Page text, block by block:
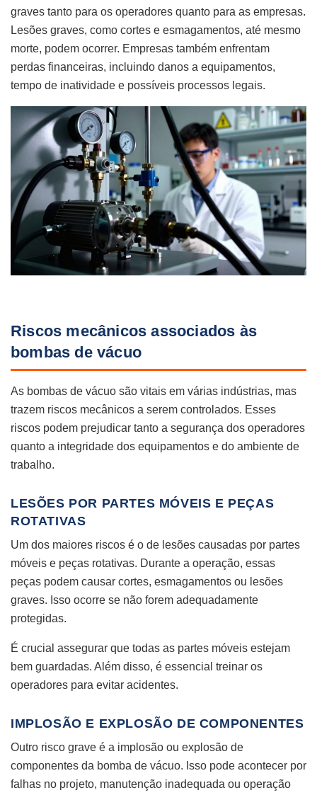
graves tanto para os operadores quanto para as empresas.
Lesões graves, como cortes e esmagamentos, até mesmo
morte, podem ocorrer. Empresas também enfrentam
perdas financeiras, incluindo danos a equipamentos,
tempo de inatividade e possíveis processos legais.
Riscos mecânicos associados às
bombas de vácuo
As bombas de vácuo são vitais em várias indústrias, mas
trazem riscos mecânicos a serem controlados. Esses
riscos podem prejudicar tanto a segurança dos operadores
quanto a integridade dos equipamentos e do ambiente de
trabalho.
LESÕES POR PARTES MÓVEIS E PEÇAS
ROTATIVAS
Um dos maiores riscos é o de lesões causadas por partes
móveis e peças rotativas. Durante a operação, essas
peças podem causar cortes, esmagamentos ou lesões
graves. Isso ocorre se não forem adequadamente
protegidas.
É crucial assegurar que todas as partes móveis estejam
bem guardadas. Além disso, é essencial treinar os
operadores para evitar acidentes.
IMPLOSÃO E EXPLOSÃO DE COMPONENTES
Outro risco grave é a implosão ou explosão de
componentes da bomba de vácuo. Isso pode acontecer por
falhas no projeto, manutenção inadequada ou operação